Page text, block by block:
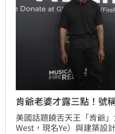
肯爺老婆才露三點！號
美國話題饒舌天王「肯爺
West，現名Ye）與建築設